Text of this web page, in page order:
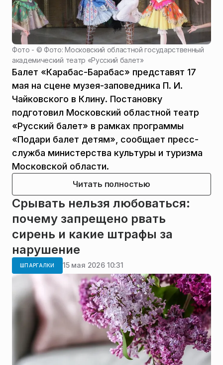
Фото - ©Фото: Московский областной государственный
академический театр «Русский балет»
Балет «Карабас-Барабас» представят 17
мая на сцене музея-заповедника П. И.
Чайковского в Клину. Постановку
подготовил Московский областной театр
«Русский балет» в рамках программы
«Подари балет детям», сообщает пресс-
служба министерства культуры и туризма
Московской области.
Читать полностью
Срывать нельзя любоваться:
почему запрещено рвать
сирень и какие штрафы за
нарушение
ШПАРГАЛКИ 15 мая 2026 10:31